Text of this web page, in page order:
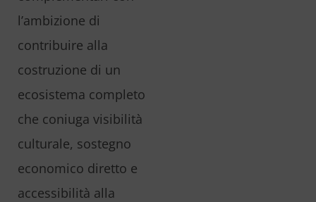
l’ambizione di
contribuire alla
costruzione di un
ecosistema completo
che coniuga visibilità
culturale, sostegno
economico diretto e
accessibilità alla